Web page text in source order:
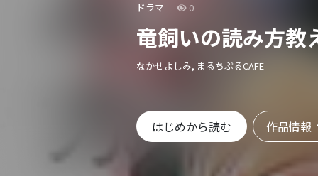
ドラマ 0
竜飼いの読み方教
なかせよしみ, まるちぷるCAFE
はじめから読む 作品情報